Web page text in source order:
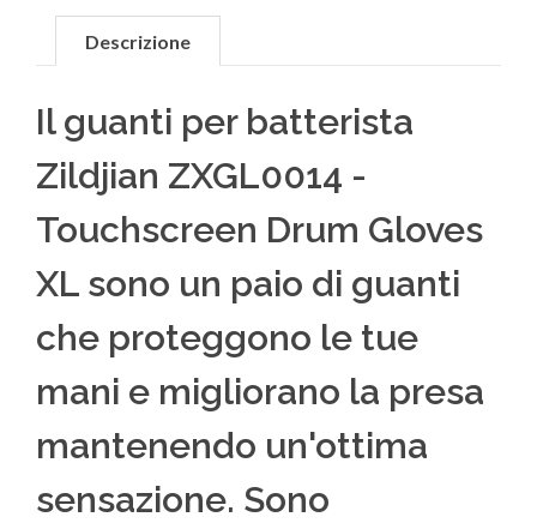
Descrizione
Il guanti per batterista
Zildjian ZXGL0014 -
Touchscreen Drum Gloves
XL sono un paio di guanti
che proteggono le tue
mani e migliorano la presa
mantenendo un'ottima
sensazione. Sono